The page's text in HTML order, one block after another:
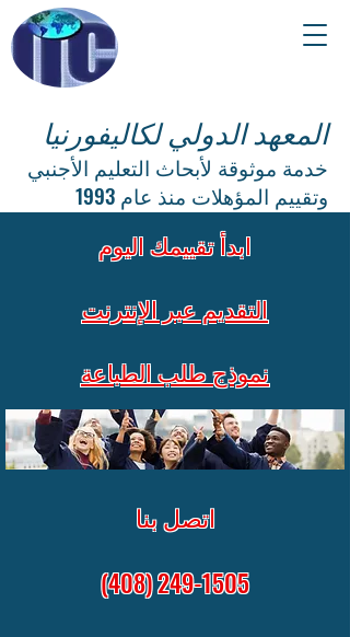
المعهد الدولي لكاليفورنيا
خدمة موثوقة لأبحاث التعليم الأجنبي
وتقييم المؤهلات منذ عام 1993
ابدأ تقييمك اليوم
التقديم عبر الإنترنت
نموذج طلب الطباعة
اتصل بنا
(408) 249-1505